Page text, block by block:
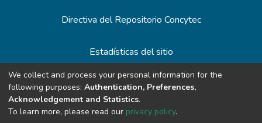
Directiva del Repositorio Concytec
Estadísticas del sitio
Redes de Repositorios
We collect and process your personal information for the
following purposes: Authentication, Preferences,
Acknowledgement and Statistics.
To learn more, please read our privacy policy.